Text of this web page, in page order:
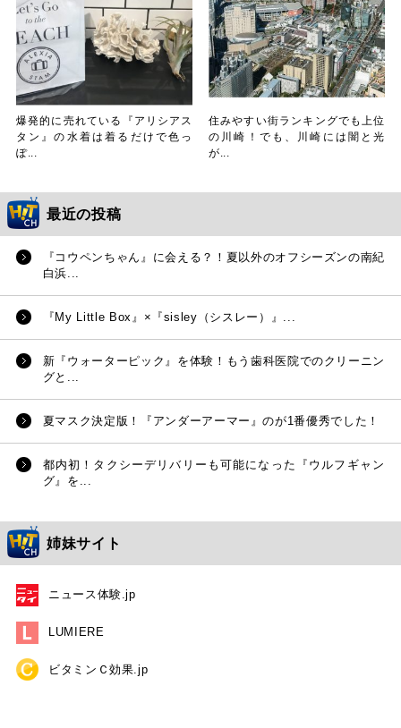
爆発的に売れている『アリシアス
タン』の水着は着るだけで色っ
ぽ...
住みやすい街ランキングでも上位
の川崎！でも、川崎には闇と光
が...
最近の投稿
『コウペンちゃん』に会える？！夏以外のオフシーズンの南紀
白浜...
『My Little Box』×『sisley（シスレー）』...
新『ウォーターピック』を体験！もう歯科医院でのクリーニン
グと...
夏マスク決定版！『アンダーアーマー』のが1番優秀でした！
都内初！タクシーデリバリーも可能になった『ウルフギャン
グ』を...
姉妹サイト
ニュース体験.jp
LUMIERE
ビタミンＣ効果.jp